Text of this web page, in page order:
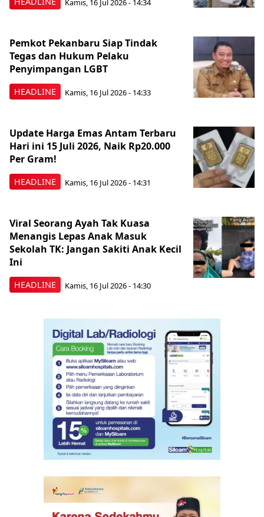
Kamis, 16 Jul 2026 - 14:34
HEADLINE
Pemkot Pekanbaru Siap Tindak
Tegas dan Hukum Pelaku
Penyimpangan LGBT
Kamis, 16 Jul 2026 - 14:33
HEADLINE
Update Harga Emas Antam Terbaru
Hari ini 15 Juli 2026, Naik Rp20.000
Per Gram!
Kamis, 16 Jul 2026 - 14:31
HEADLINE
Viral Seorang Ayah Tak Kuasa
Menangis Lepas Anak Masuk
Sekolah TK: Jangan Sakiti Anak Kecil
Ini
Kamis, 16 Jul 2026 - 14:30